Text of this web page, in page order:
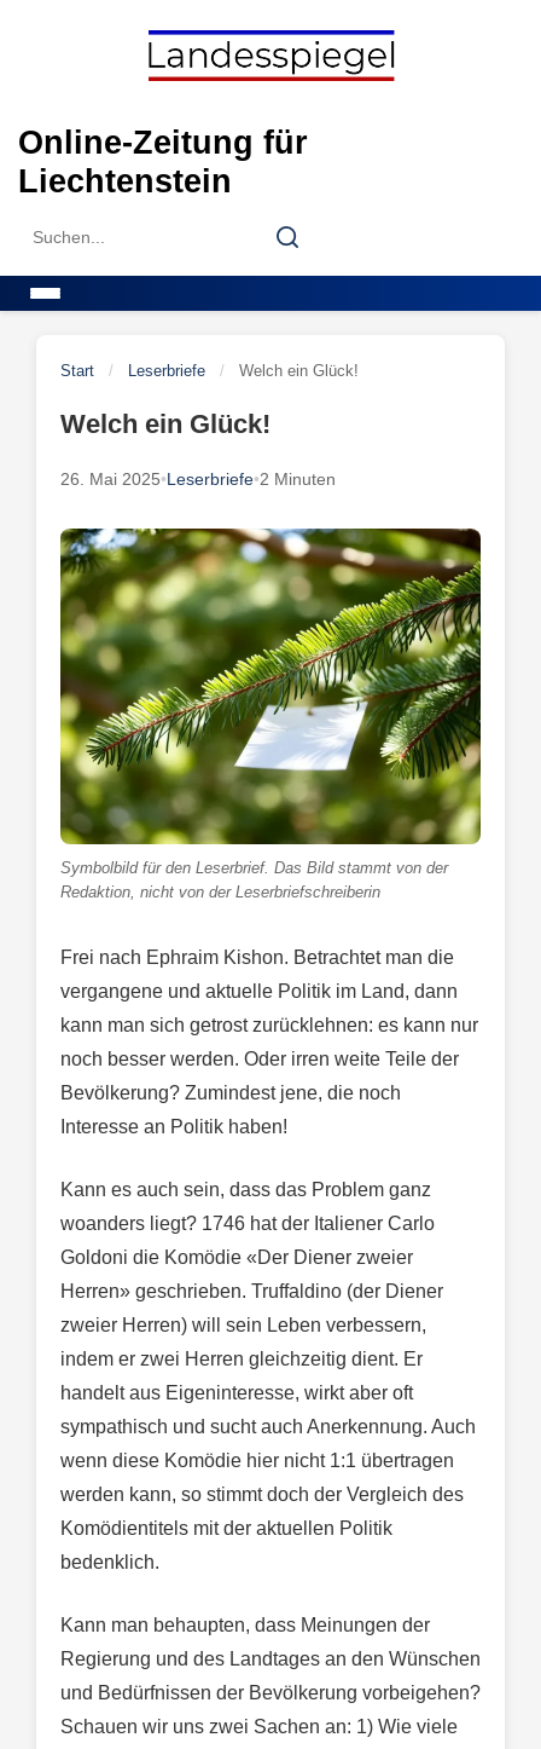
Online-Zeitung für
Liechtenstein
Search
Search
Start / Leserbriefe / Welch ein Glück!
Welch ein Glück!
26. Mai 2025•Leserbriefe•2 Minuten
Symbolbild für den Leserbrief. Das Bild stammt von der
Redaktion, nicht von der Leserbriefschreiberin
Frei nach Ephraim Kishon. Betrachtet man die
vergangene und aktuelle Politik im Land, dann
kann man sich getrost zurücklehnen: es kann nur
noch besser werden. Oder irren weite Teile der
Bevölkerung? Zumindest jene, die noch
Interesse an Politik haben!
Kann es auch sein, dass das Problem ganz
woanders liegt? 1746 hat der Italiener Carlo
Goldoni die Komödie «Der Diener zweier
Herren» geschrieben. Truffaldino (der Diener
zweier Herren) will sein Leben verbessern,
indem er zwei Herren gleichzeitig dient. Er
handelt aus Eigeninteresse, wirkt aber oft
sympathisch und sucht auch Anerkennung. Auch
wenn diese Komödie hier nicht 1:1 übertragen
werden kann, so stimmt doch der Vergleich des
Komödientitels mit der aktuellen Politik
bedenklich.
Kann man behaupten, dass Meinungen der
Regierung und des Landtages an den Wünschen
und Bedürfnissen der Bevölkerung vorbeigehen?
Schauen wir uns zwei Sachen an: 1) Wie viele